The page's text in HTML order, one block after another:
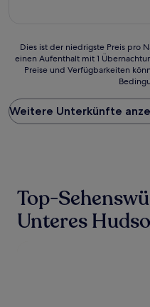
Dies
ist
Preis
pro
Nacht,
24 Stunden
einen
Aufenthalt
Dies ist der niedrigste Preis pro
einen Aufenthalt mit 1
Preise und Verfügbarkeiten
Weitere Unterkünfte
Top-
Unteres